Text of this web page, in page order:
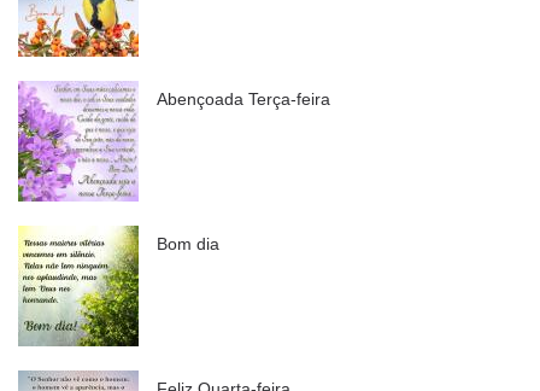
Abençoada Terça-feira
Bom dia